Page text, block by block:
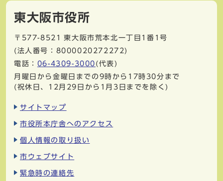
東大阪市役所
〒577-8521
東大阪市荒本北一丁目1番1号
(法人番号：8000020272272)
電話： 06-4309-3000 (代表)
月曜日から金曜日までの9時から17時30分まで
(祝休日、12月29日から1月3日までを除く)
サイトマップ
市役所本庁舎へのアクセス
個人情報の取り扱い
市ウェブサイト
緊急時の連絡先